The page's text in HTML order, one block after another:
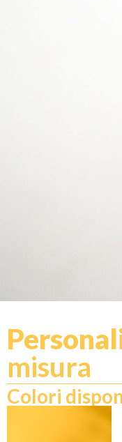
misura
Colori